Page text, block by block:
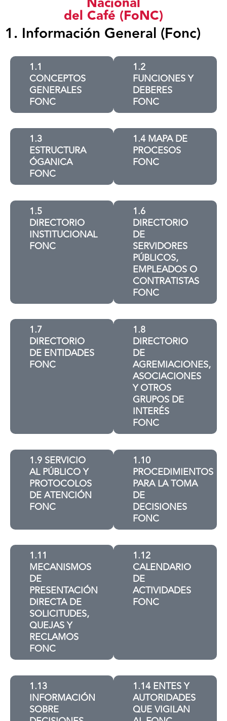
del Café (FoNC)
1. Información General (Fonc)
1.1
CONCEPTOS
GENERALES
FONC
1.2
FUNCIONES Y
DEBERES
FONC
1.3
ESTRUCTURA
ÓGANICA
FONC
1.4 MAPA DE
PROCESOS
FONC
1.5
DIRECTORIO
INSTITUCIONAL
FONC
1.6
DIRECTORIO
DE
SERVIDORES
PÚBLICOS,
EMPLEADOS O
CONTRATISTAS
FONC
1.7
DIRECTORIO
DE ENTIDADES
FONC
1.8
DIRECTORIO
DE
AGREMIACIONES,
ASOCIACIONES
Y OTROS
GRUPOS DE
INTERÉS
FONC
1.9 SERVICIO
AL PÚBLICO Y
PROTOCOLOS
DE ATENCIÓN
FONC
1.10
PROCEDIMIENTOS
PARA LA TOMA
DE
DECISIONES
FONC
1.11
MECANISMOS
DE
PRESENTACIÓN
DIRECTA DE
SOLICITUDES,
QUEJAS Y
RECLAMOS
FONC
1.12
CALENDARIO
DE
ACTIVIDADES
FONC
1.13
INFORMACIÓN
SOBRE
1.14 ENTES Y
AUTORIDADES
QUE VIGILAN